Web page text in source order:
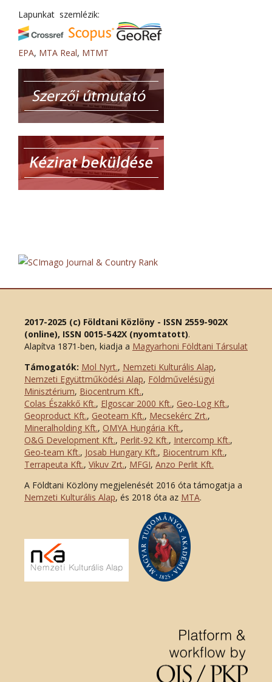
Lapunkat szemlézik:
EPA, MTA Real, MTMT
2017-2025 (c) Földtani Közlöny - ISSN 2559-902X
(online), ISSN 0015-542X (nyomtatott).
Alapítva 1871-ben, kiadja a Magyarhoni Földtani Társulat
Támogatók: Mol Nyrt., Nemzeti Kulturális Alap,
Nemzeti Együttműködési Alap, Földművelésügyi
Minisztérium, Biocentrum Kft.,
Colas Északkő Kft., Elgoscar 2000 Kft., Geo-Log Kft.,
Geoproduct Kft., Geoteam Kft., Mecsekérc Zrt.,
Mineralholding Kft., OMYA Hungária Kft.,
O&G Development Kft., Perlit-92 Kft., Intercomp Kft.,
Geo-team Kft., Josab Hungary Kft., Biocentrum Kft.,
Terrapeuta Kft., Vikuv Zrt., MFGI, Anzo Perlit Kft.
A Földtani Közlöny megjelenését 2016 óta támogatja a
Nemzeti Kulturális Alap, és 2018 óta az MTA.